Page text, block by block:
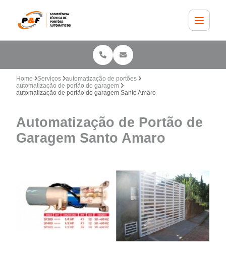
Home Serviços
automatização de portões
automatização de portão de garagem
automatização de portão de garagem Santo Amaro
Automatização de Portão de
Garagem Santo Amaro